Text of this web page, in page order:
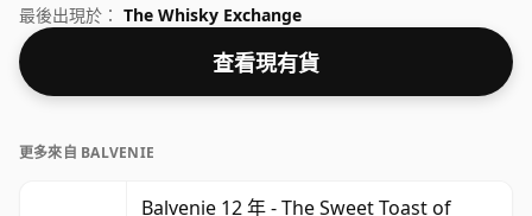
以更高的濃度裝瓶。瓶子尺寸為70cl。
最後出現於： The Whisky Exchange
查看現有貨
更多來自 BALVENIE
Balvenie 12 年 - The Sweet Toast of